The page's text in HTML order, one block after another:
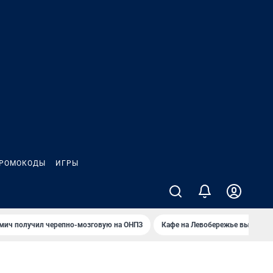
ИГРЫ
получил черепно-мозговую на ОНПЗ Кафе на Левобережье